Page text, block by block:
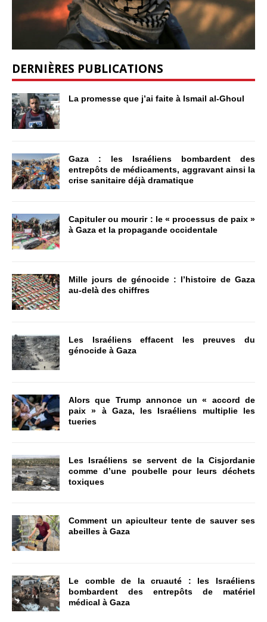
DERNIÈRES PUBLICATIONS
La promesse que j’ai faite à Ismail al-Ghoul
Gaza : les Israéliens bombardent des
entrepôts de médicaments, aggravant ainsi la
crise sanitaire déjà dramatique
Capituler ou mourir : le « processus de paix »
à Gaza et la propagande occidentale
Mille jours de génocide : l’histoire de Gaza
au-delà des chiffres
Les Israéliens effacent les preuves du
génocide à Gaza
Alors que Trump annonce un « accord de
paix » à Gaza, les Israéliens multiplie les
tueries
Les Israéliens se servent de la Cisjordanie
comme d’une poubelle pour leurs déchets
toxiques
Comment un apiculteur tente de sauver ses
abeilles à Gaza
Le comble de la cruauté : les Israéliens
bombardent des entrepôts de matériel
médical à Gaza